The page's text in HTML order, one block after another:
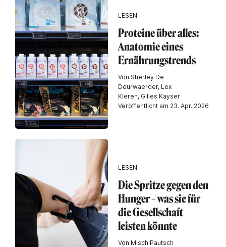
LESEN
Proteine über alles:
Anatomie eines
Ernährungstrends
Von Sherley De
Deurwaerder, Lex
Kleren, Gilles Kayser
Veröffentlicht am 23. Apr. 2026
LESEN
Die Spritze gegen den
Hunger – was sie für
die Gesellschaft
leisten könnte
Von Misch Pautsch